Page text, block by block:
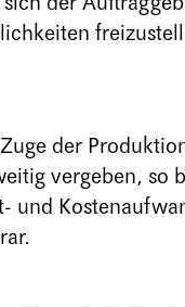
der
vergeben, so
und